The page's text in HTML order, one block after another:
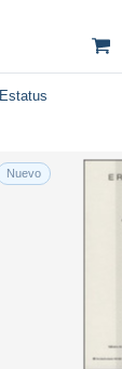
Estatus
Nuevo